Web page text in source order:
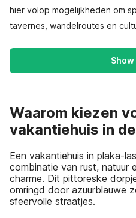
hier volop mogelijkheden om
tavernes, wandelroutes en
Show
Waarom kiezen
vakantiehuis in
Een vakantiehuis in plaka-
combinatie van rust, natuur
charme. Dit pittoreske
omringd door azuurblauwe
sfeervolle straatjes.